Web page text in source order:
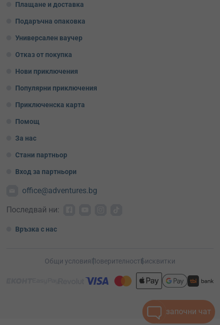
Плащане и доставка
Подаръчна опаковка
Универсален ваучер
Отказ от покупка
Нови приключения
Популярни приключения
Приключенска карта
Помощ
За нас
Стани партньор
Вход за партньори
office@adventures.bg
Последвай ни:
Връзка с нас
Общи условияПоверителностБисквитки
започни чат